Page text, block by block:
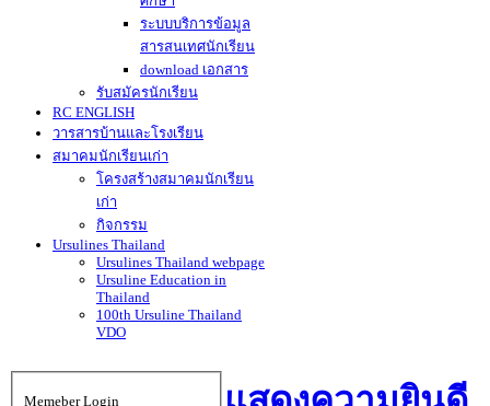
ระบบบริการข้อมูล
สารสนเทศนักเรียน
download เอกสาร
รับสมัครนักเรียน
RC ENGLISH
วารสารบ้านและโรงเรียน
สมาคมนักเรียนเก่า
โครงสร้างสมาคมนักเรียน
เก่า
กิจกรรม
Ursulines Thailand
Ursulines Thailand webpage
Ursuline Education in
Thailand
100th Ursuline Thailand
VDO
Memeber Login